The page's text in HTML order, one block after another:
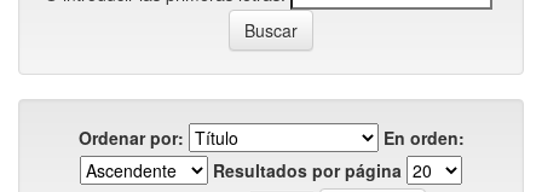
Ordenar por:
En orden:
Resultados por página